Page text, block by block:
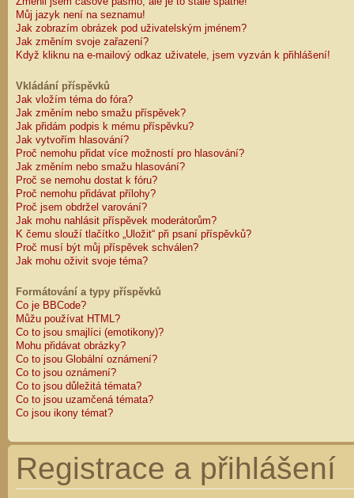
Můj jazyk není na seznamu!
Jak zobrazím obrázek pod uživatelským jménem?
Jak změním svoje zařazení?
Když kliknu na e-mailový odkaz uživatele, jsem vyzván k přihlášení!
Vkládání příspěvků
Jak vložím téma do fóra?
Jak změním nebo smažu příspěvek?
Jak přidám podpis k mému příspěvku?
Jak vytvořím hlasování?
Proč nemohu přidat více možností pro hlasování?
Jak změním nebo smažu hlasování?
Proč se nemohu dostat k fóru?
Proč nemohu přidávat přílohy?
Proč jsem obdržel varování?
Jak mohu nahlásit příspěvek moderátorům?
K čemu slouží tlačítko „Uložit“ při psaní příspěvků?
Proč musí být můj příspěvek schválen?
Jak mohu oživit svoje téma?
Formátování a typy příspěvků
Co je BBCode?
Můžu používat HTML?
Co to jsou smajlíci (emotikony)?
Mohu přidávat obrázky?
Co to jsou Globální oznámení?
Co to jsou oznámení?
Co to jsou důležitá témata?
Co to jsou uzamčená témata?
Co jsou ikony témat?
Registrace a přihlášení